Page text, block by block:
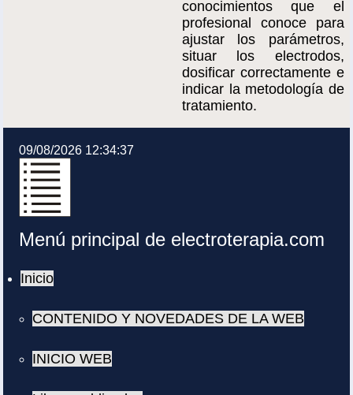
conocimientos que el
profesional conoce para
ajustar los parámetros,
situar los electrodos,
dosificar correctamente e
indicar la metodología de
tratamiento.
09/08/2026 12:34:37
Menú principal de electroterapia.com
Inicio
CONTENIDO Y NOVEDADES DE LA WEB
INICIO WEB